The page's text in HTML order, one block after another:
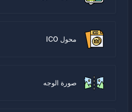
محول ICO
صورة الوجه